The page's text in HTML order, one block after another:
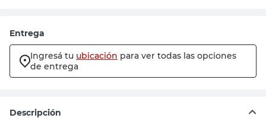
Entrega
Ingresá tu ubicación para ver todas las opciones
de entrega
Descripción